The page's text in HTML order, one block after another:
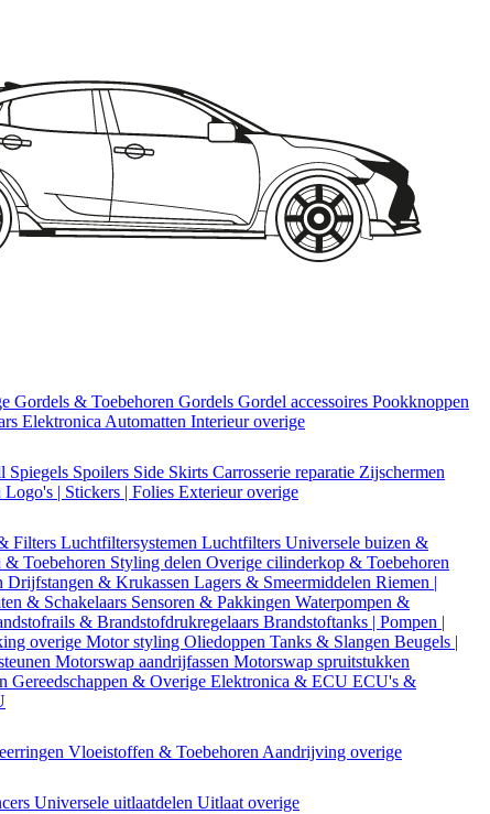
Gordels & Toebehoren Gordels Gordel accessoires Pookknoppen
Elektronica Automatten Interieur overige
Spiegels Spoilers Side Skirts Carrosserie reparatie Zijschermen
Logo's | Stickers | Folies Exterieur overige
Filters Luchtfiltersystemen Luchtfilters Universele buizen &
Toebehoren Styling delen Overige cilinderkop & Toebehoren
Drijfstangen & Krukassen Lagers & Smeermiddelen Riemen |
& Schakelaars Sensoren & Pakkingen Waterpompen &
& Brandstofdrukregelaars Brandstoftanks | Pompen |
overige Motor styling Oliedoppen Tanks & Slangen Beugels |
Motorswap aandrijfassen Motorswap spruitstukken
Gereedschappen & Overige Elektronica & ECU ECU's &
Vloeistoffen & Toebehoren Aandrijving overige
Universele uitlaatdelen Uitlaat overige